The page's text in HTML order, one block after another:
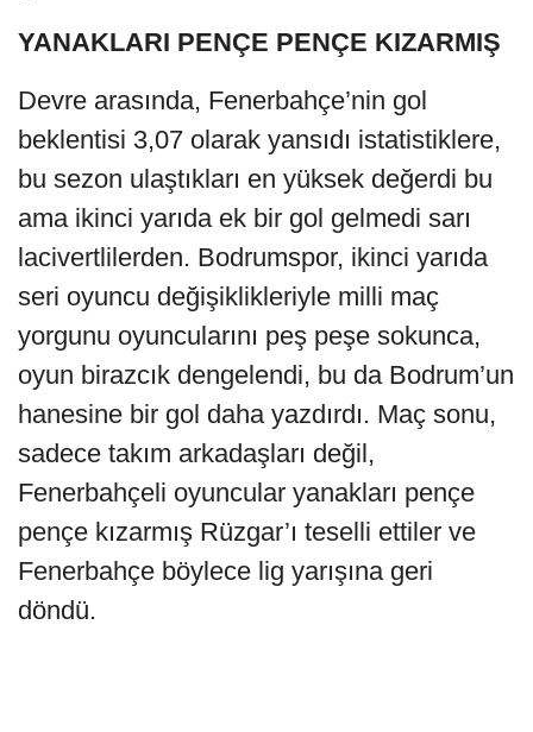
YANAKLARI PENÇE PENÇE KIZARMIŞ
Devre arasında, Fenerbahçe’nin gol
beklentisi 3,07 olarak yansıdı istatistiklere,
bu sezon ulaştıkları en yüksek değerdi bu
ama ikinci yarıda ek bir gol gelmedi sarı
lacivertlilerden. Bodrumspor, ikinci yarıda
seri oyuncu değişiklikleriyle milli maç
yorgunu oyuncularını peş peşe sokunca,
oyun birazcık dengelendi, bu da Bodrum’un
hanesine bir gol daha yazdırdı. Maç sonu,
sadece takım arkadaşları değil,
Fenerbahçeli oyuncular yanakları pençe
pençe kızarmış Rüzgar’ı teselli ettiler ve
Fenerbahçe böylece lig yarışına geri
döndü.